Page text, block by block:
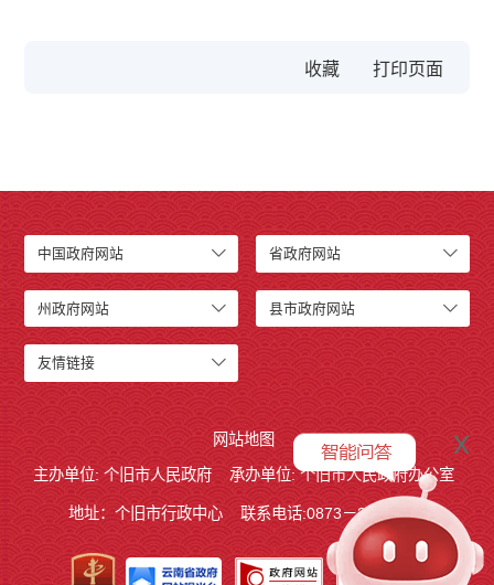
收藏
中国政府网站 省政府网站
州政府网站 县市政府网站
友情链接
网站地图
主办单位: 个旧市人民政府
承办单位: 个旧市人民政府办公室
地址：个旧市行政中心 联系电话:0873－2123215
x